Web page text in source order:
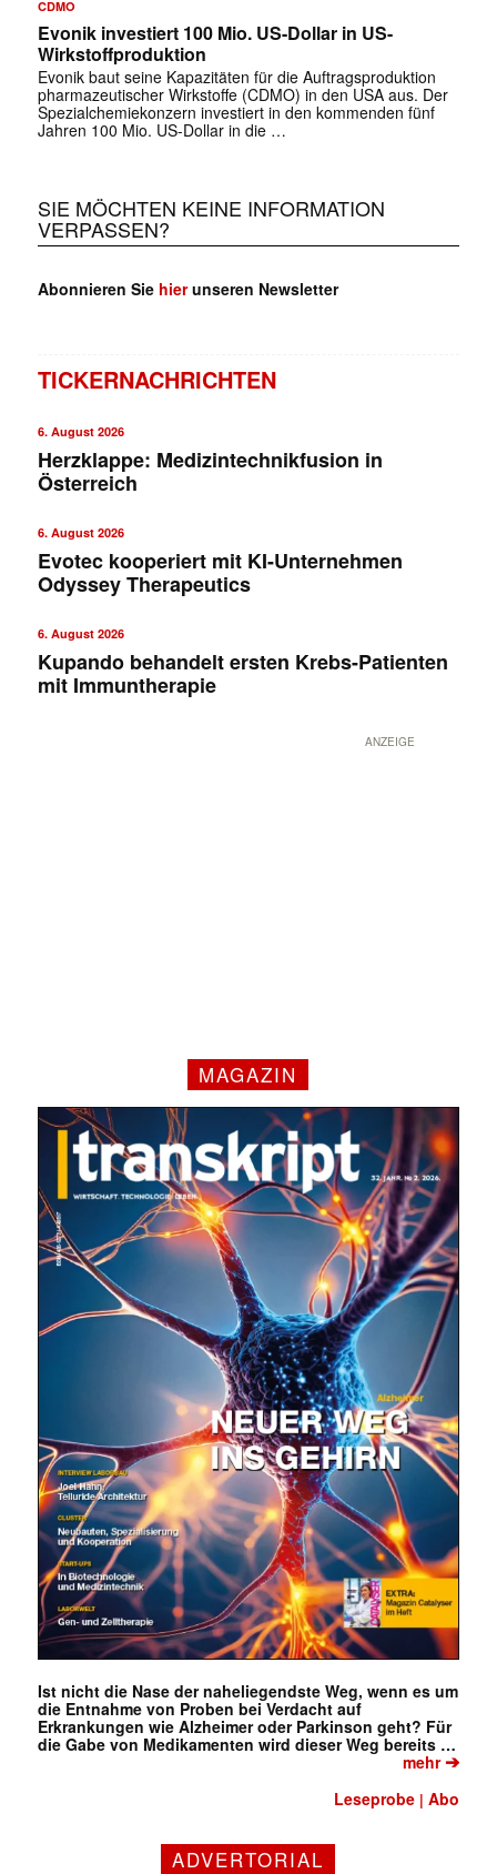
Mit dem |transkript-Newsletter
jede Woche aktuell informiert.
E-
Mail
(erforderlich)
CDMO
Evonik investiert 100 Mio. US-Dollar in US-
Wirkstoffproduktion
Evonik baut seine Kapazitäten für die Auftragsproduktion
pharmazeutischer Wirkstoffe (CDMO) in den USA aus. Der
Spezialchemiekonzern investiert in den kommenden fünf
Jahren 100 Mio. US-Dollar in die …
SIE MÖCHTEN KEINE INFORMATION
VERPASSEN?
Abonnieren Sie hierunseren Newsletter
TICKERNACHRICHTEN
6. August 2026
Herzklappe: Medizintechnikfusion in
Österreich
6. August 2026
Evotec kooperiert mit KI-Unternehmen
Odyssey Therapeutics
6. August 2026
Kupando behandelt ersten Krebs-Patienten
mit Immuntherapie
ANZEIGE
MAGAZIN
Ist nicht die Nase der naheliegendste Weg, wenn es um
die Entnahme von Proben bei Verdacht auf
Erkrankungen wie Alzheimer oder Parkinson geht? Für
die Gabe von Medikamenten wird dieser Weg bereits …
mehr➔
Leseprobe |Abo
ADVERTORIAL